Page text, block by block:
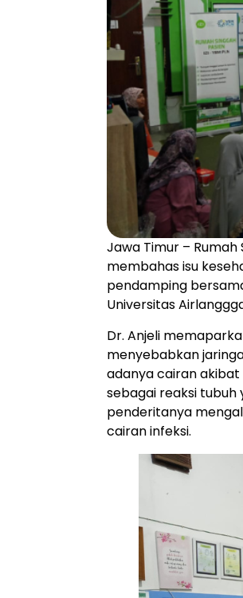
Jawa Timur – Rumah
membahas isu
pendamping
Universitas
Dr. Anjeli
menyebabkan
adanya cairan
sebagai reaksi tubuh
penderitanya
cairan infeksi.